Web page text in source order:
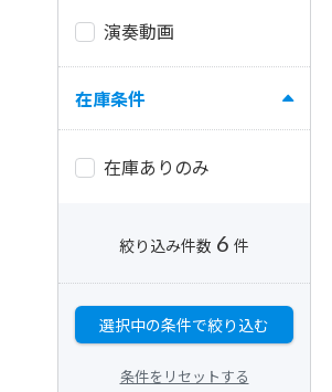
演奏動画
在庫条件
在庫ありのみ
絞り込み件数 6 件
選択中の条件で絞り込む
条件をリセットする